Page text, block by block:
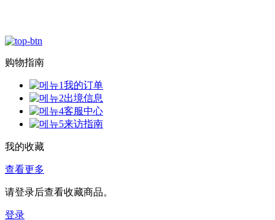
购物指南
我的订单
出境信息
客服中心
来访指南
我的收藏
查看更多
请登录后查看收藏商品。
登录